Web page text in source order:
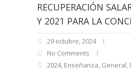
RECUPERACIÓN
Y 2021 PARA LA
29 octubre, 2024
No Comments
2024, Enseñanza, General,